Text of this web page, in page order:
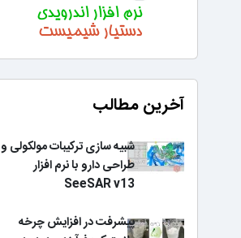
آخرین مطالب
شبیه سازی ترکیبات مولکولی و
طراحی دارو با نرم افزار
SeeSAR v13
پیشرفت در افزایش چرخه